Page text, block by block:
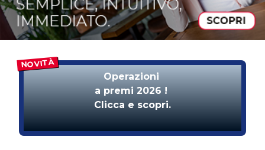
Operazioni
a premi 2026 !
Clicca e scopri.